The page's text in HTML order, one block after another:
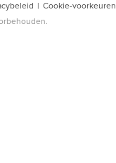
| Cookie-voorkeuren